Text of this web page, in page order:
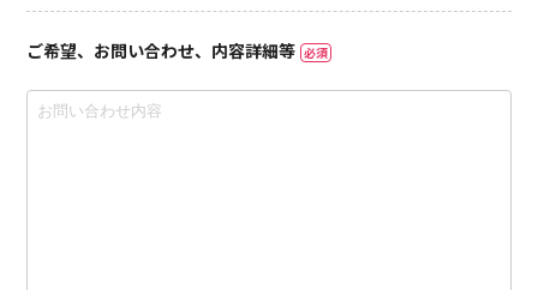
ご希望、お問い合わせ、内容詳細等 必須